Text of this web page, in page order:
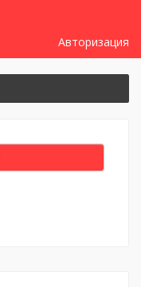
Авторизация